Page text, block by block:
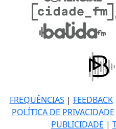
FREQUÊNCIAS | FEEDBACK
POLÍTICA DE PRIVACIDADE
PUBLICIDADE |